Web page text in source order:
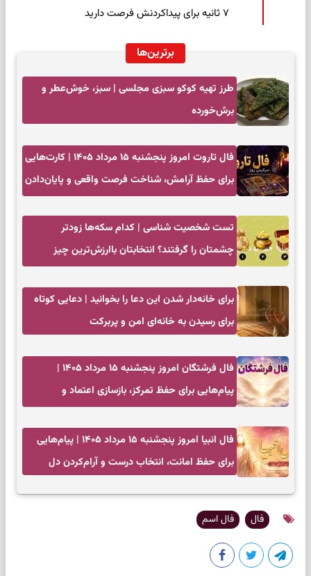
۷ ثانیه برای پیداکردنش فرصت دارید
برترین‌ها
طرز تهیه کوکو سبزی مجلسی | سبز، خوش‌عطر و
برش‌خورده
فال تاروت امروز پنجشنبه ۱۵ مرداد ۱۴۰۵ | کارت‌هایی
برای حفظ آرامش، شناخت فرصت واقعی و پایان‌دادن
تست شخصیت شناسی | کدام سکه‌ها زودتر
چشمتان را گرفتند؟ انتخابتان باارزش‌ترین چیز
برای خانه‌دار شدن این دعا را بخوانید | دعایی کوتاه
برای رسیدن به خانه‌ای امن و پربرکت
فال فرشتگان امروز پنجشنبه ۱۵ مرداد ۱۴۰۵ |
پیام‌هایی برای حفظ تمرکز، بازسازی اعتماد و
فال انبیا امروز پنجشنبه ۱۵ مرداد ۱۴۰۵ | پیام‌هایی
برای حفظ امانت، انتخاب درست و آرام‌کردن دل
فال فال اسم